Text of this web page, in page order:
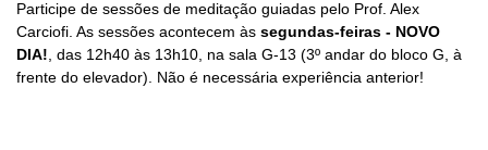
Participe de sessões de meditação guiadas pelo Prof. Alex
Carciofi. As sessões acontecem às segundas-feiras - NOVO
DIA! , das 12h40 às 13h10, na sala G-13 (3º andar do bloco G, à
frente do elevador). Não é necessária experiência anterior!